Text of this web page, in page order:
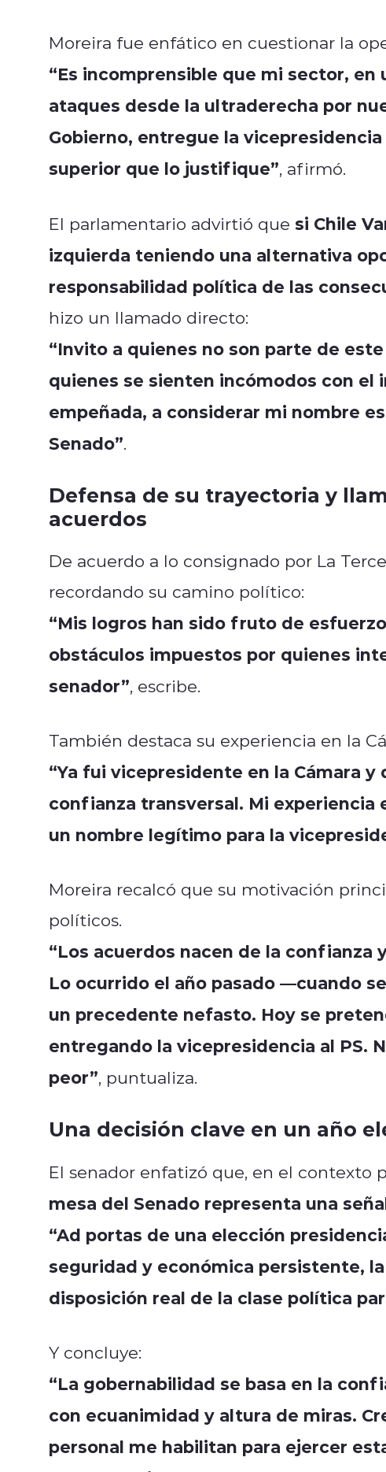
Moreira fue enfático en cuestionar la
“Es incomprensible que mi sector,
ataques desde la ultraderecha por
Gobierno, entregue la
superior que lo justifique”, afirmó.
El parlamentario advirtió que si Chile
izquierda teniendo una alternativa
responsabilidad política de las
hizo un llamado directo:
“Invito a quienes no son parte de
quienes se sienten incómodos con el
empeñada, a considerar mi nombre
Senado”.
Defensa de su trayectoria y
acuerdos
De acuerdo a lo consignado por La
recordando su camino político:
“Mis logros han sido fruto de
obstáculos impuestos por quienes
senador”, escribe.
También destaca su experiencia en la
“Ya fui vicepresidente en la Cámara
confianza transversal. Mi experiencia
un nombre legítimo para la
Moreira recalcó que su motivación
políticos.
“Los acuerdos nacen de la confianza
Lo ocurrido el año pasado —cuando
un precedente nefasto. Hoy se
entregando la vicepresidencia al PS.
peor”, puntualiza.
Una decisión clave en un año
El senador enfatizó que, en el contexto
mesa del Senado representa una
“Ad portas de una elección
seguridad y económica persistente,
disposición real de la clase política
Y concluye:
“La gobernabilidad se basa en la
con ecuanimidad y altura de miras.
personal me habilitan para ejercer